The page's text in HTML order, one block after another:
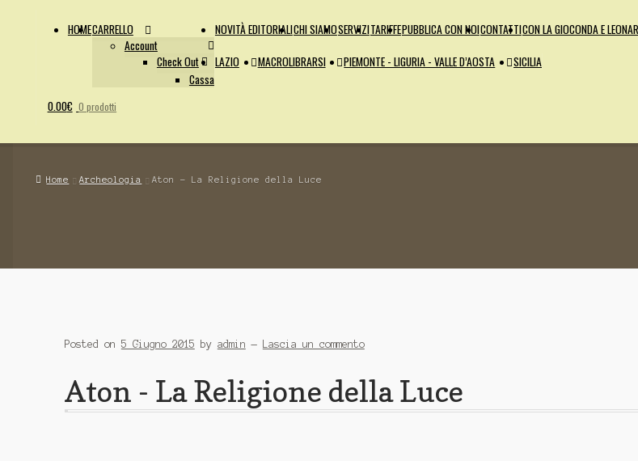
HOMECARRELLO
Account
Check Out
Cassa
NOVITÀ EDITORIALICHI SIAMOSERVIZITARIFFEPUBBLICA CON NOICONTATTICON LA GIOCONDA E
LAZIO
MACROLIBRARSI PIEMONTE - LIGURIA - VALLE D’AOSTA SICILIA
0.00€ 0 prodotti
Home Archeologia Aton - La Religione della Luce
Posted on 5 Giugno 2015 by admin — Lascia un commento
Aton - La Religione della Luce